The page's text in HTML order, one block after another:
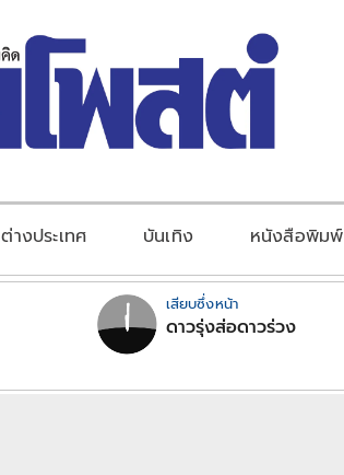
ต่างประเทศ บันเทิง หนังสือพิมพ์
เสียบซึ่งหน้า
ดาวรุ่งส่อดาวร่วง